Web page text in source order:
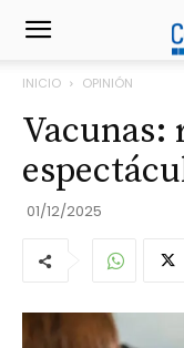
INICIO OPINIÓN
01/12/2025